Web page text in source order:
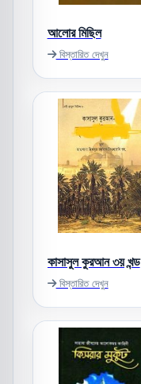
আলোর মিছিল
বিস্তারিত দেখুন
কাসাসুল কুরআন ৩য় খন্ড
বিস্তারিত দেখুন